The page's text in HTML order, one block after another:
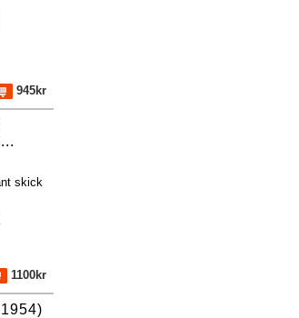
945kr
skick
1100kr